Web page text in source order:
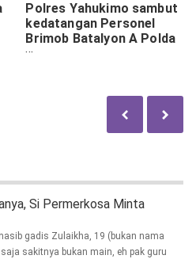
Polres Yahukimo sambut
kedatangan Personel
Brimob Batalyon A Polda
Papua di Bandar Udara
Si Permerkosa Minta
gadis Zulaikha, 19 (bukan nama
sakitnya bukan main, eh pak guru